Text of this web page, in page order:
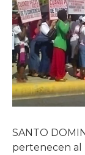
SANTO
pertenecen al